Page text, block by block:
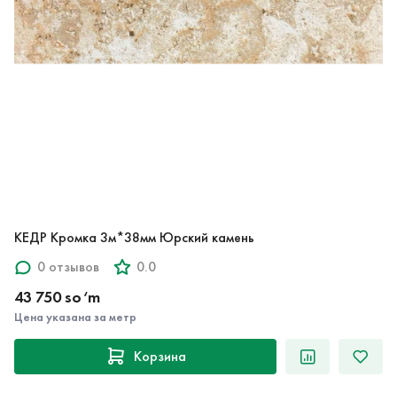
КЕДР Кромка 3м*38мм Юрский камень
0 отзывов
0.0
43 750 so‘m
Цена указана за метр
Корзина